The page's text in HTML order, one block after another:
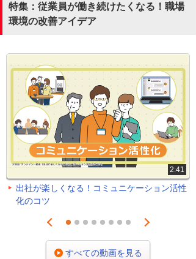
特集：従業員が働き続けたくなる！職場
環境の改善アイデア
2:41
出社が楽しくなる！コミュニケーション活性
化のコツ
Prev
1 2 3 4 5 6 7 8
Next
すべての動画を見る